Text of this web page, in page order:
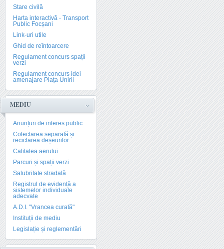
Stare civilă
Harta interactivă - Transport
Public Focșani
Link-uri utile
Ghid de reîntoarcere
Regulament concurs spații
verzi
Regulament concurs idei
amenajare Piața Unirii
MEDIU
Anunțuri de interes public
Colectarea separată și
reciclarea deșeurilor
Calitatea aerului
Parcuri și spații verzi
Salubritate stradală
Registrul de evidență a
sistemelor individuale
adecvate
A.D.I. "Vrancea curată"
Instituții de mediu
Legislație și reglementări